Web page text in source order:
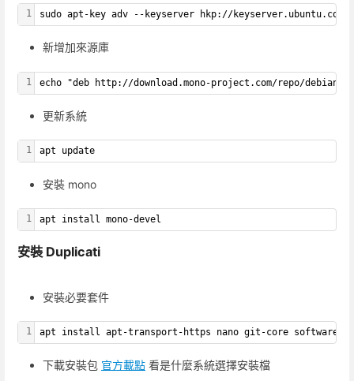
1 sudo apt-key adv --keyserver hkp://keyserver.ubuntu.com:80 --
新增加來源庫
1 echo "deb http://download.mono-project.com/repo/
更新系統
1 apt update
安裝 mono
1 apt install mono-devel
安裝 Duplicati
安裝必要套件
1 apt install apt-transport-https nano git-core software-
下載安裝包 官方載點 看是什麼系統選擇安裝檔